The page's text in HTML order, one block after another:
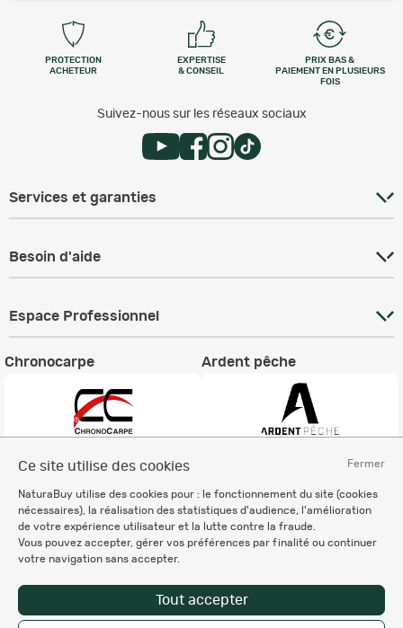
Fermer
Ce site utilise des cookies
NaturaBuy utilise des cookies pour : le fonctionnement du site (cookies
nécessaires), la réalisation des statistiques d'audience, l'amélioration
de votre expérience utilisateur et la lutte contre la fraude.
Vous pouvez accepter, gérer vos préférences par finalité ou continuer
votre navigation sans accepter.
Tout accepter
PROTECTION
ACHETEUR
EXPERTISE
& CONSEIL
PRIX BAS &
PAIEMENT EN PLUSIEURS
FOIS
Suivez-nous sur les réseaux sociaux
Services et garanties
Besoin d'aide
Espace Professionnel
Chronocarpe Ardent pêche
Charte éthique
Mentions légales
Règlement & Conditions d'utilisation
Politique de protection
des données personnelles
Personnalisation des cookies